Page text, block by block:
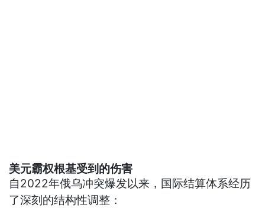
美元霸权根基受到的伤害
自2022年俄乌冲突爆发以来，国际结算体系经历
了深刻的结构性调整：